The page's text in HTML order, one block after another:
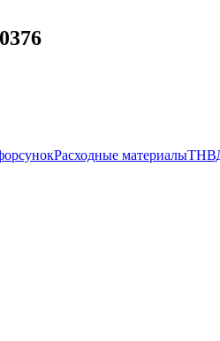
Расходные материалы